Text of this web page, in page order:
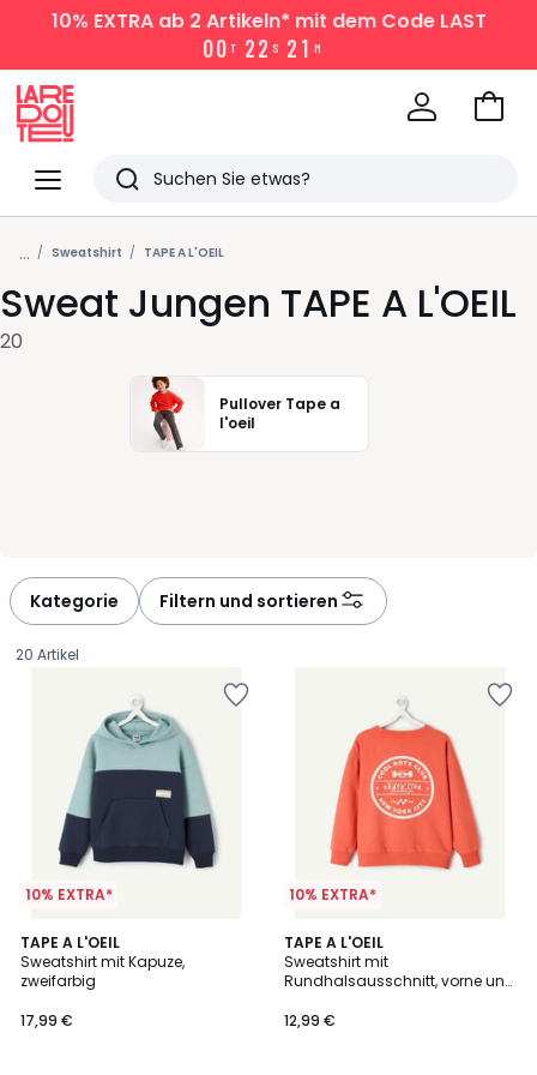
10% EXTRAab 2 Artikeln* mit dem Code LAST
00 T 22 S 2 1 M
Menü
Redoute
Suchen
Zuletzt
angesehen
Artikel
Zum
... Sweatshirt TAPE A L'OEIL
Sweat Jungen TAPE A L'OEIL
20
Pullover Tape a
l'oeil
Kategorie Filtern und sortieren
20 Artikel
10% EXTRA*
TAPE A L'OEIL
Sweatshirt mit Kapuze,
zweifarbig
€.
17,99 €
2
Farben
10% EXTRA*
TAPE A L'OEIL
Sweatshirt mit
Rundhalsausschnitt, vorne und
12,99 €